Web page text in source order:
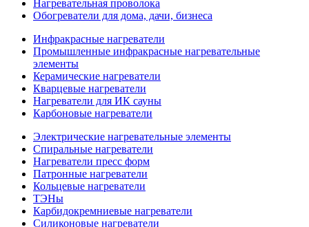
Нагревательная проволока
Обогреватели для дома, дачи, бизнеса
Инфракрасные нагреватели
Промышленные инфракрасные нагревательные
элементы
Керамические нагреватели
Кварцевые нагреватели
Нагреватели для ИК сауны
Карбоновые нагреватели
Электрические нагревательные элементы
Спиральные нагреватели
Нагреватели пресс форм
Патронные нагреватели
Кольцевые нагреватели
ТЭНы
Карбидокремниевые нагреватели
Силиконовые нагреватели